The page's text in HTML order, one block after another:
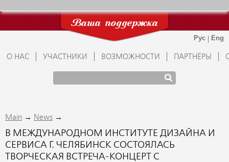
Ваша поддержка
О НАС УЧАСТНИКИ ВОЗМОЖНОСТИ ПАРТНЁРЫ
Main → News →
В МЕЖДУНАРОДНОМ ИНСТИТУТЕ ДИЗАЙНА И
СЕРВИСА Г. ЧЕЛЯБИНСК СОСТОЯЛАСЬ
ТВОРЧЕСКАЯ ВСТРЕЧА-КОНЦЕРТ С